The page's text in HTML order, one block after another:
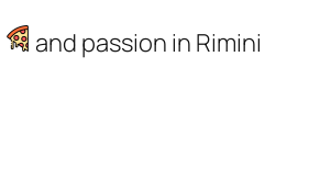
and passion in Rimini